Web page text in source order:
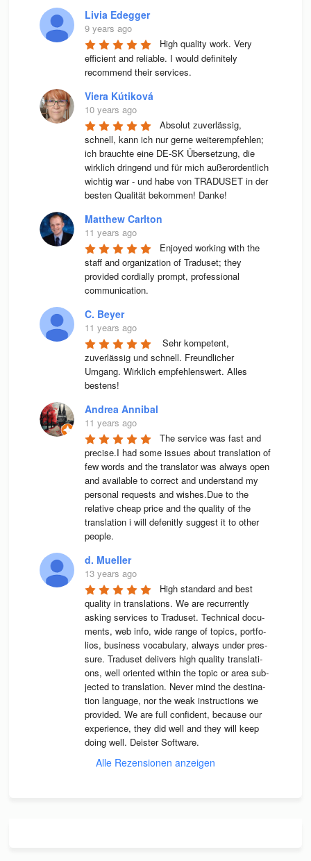
Livia Edegger
9 years ago
High quality work. Very
efficient and reliable. I would definitely
recommend their services.
Viera Kútiková
10 years ago
Absolut zuverlässig,
schnell, kann ich nur gerne weiterempfehlen;
ich brauchte eine DE-SK Übersetzung, die
wirklich dringend und für mich außerordentlich
wichtig war - und habe von TRADUSET in der
besten Qualität bekommen! Danke!
Matthew Carlton
11 years ago
Enjoyed working with the
staff and organization of Traduset; they
provided cordially prompt, professional
communication.
C. Beyer
11 years ago
Sehr kompetent,
zuverlässig und schnell. Freundlicher
Umgang. Wirklich empfehlenswert. Alles
bestens!
Andrea Annibal
11 years ago
The service was fast and
precise.I had some issues about translation of
few words and the translator was always open
and available to correct and understand my
personal requests and wishes.Due to the
relative cheap price and the quality of the
translation i will defenitly suggest it to other
people.
d. Mueller
13 years ago
High stan­dard and best
qua­lity in trans­la­ti­ons. We are recur­rently
asking ser­vices to Tra­du­set. Tech­ni­cal docu­
ments, web info, wide range of topics, port­fo­
lios, busi­ness voca­bu­lary, always under pres­
sure. Tra­du­set deli­vers high qua­lity trans­la­ti­
ons, well ori­en­ted wit­hin the topic or area sub­
jec­ted to trans­la­tion. Never mind the desti­na­
tion lan­guage, nor the weak instruc­tions we
pro­vi­ded. We are full con­fi­dent, because our
expe­ri­ence, they did well and they will keep
doing well. Deis­ter Software.
Alle Rezensionen anzeigen